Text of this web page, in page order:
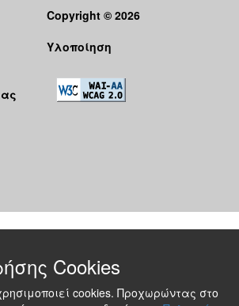
Copyright © 2026
Υλοποίηση
Cookies
cookies. Προχωρώντας στο